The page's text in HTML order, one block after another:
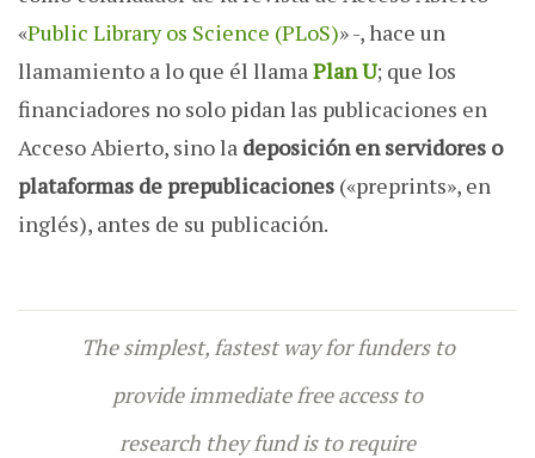
«Public Library os Science (PLoS)» -, hace un
llamamiento a lo que él llama Plan U; que los
financiadores no solo pidan las publicaciones en
Acceso Abierto, sino la deposición en servidores o
plataformas de prepublicaciones («preprints», en
inglés), antes de su publicación.
The simplest, fastest way for funders to
provide immediate free access to
research they fund is to require